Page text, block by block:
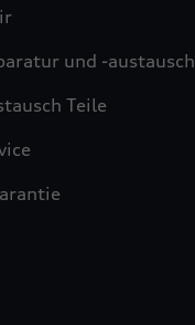
und -austausch
Teile